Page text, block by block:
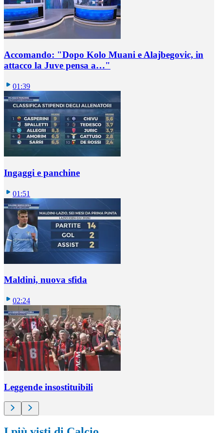
Accomando: "Dopo Kolo Muani e Alajbegovic, in
attacco la Juve pensa a…"
01:39
Ingaggi e panchine
01:51
Maldini, nuova sfida
02:24
Leggende insostituibili